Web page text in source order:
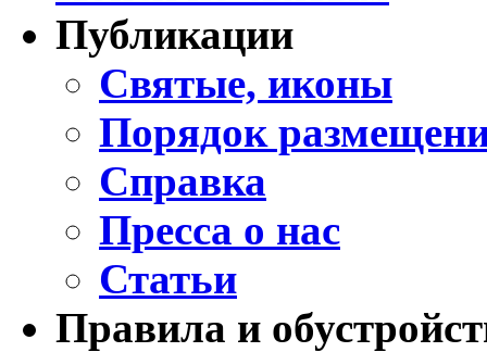
Публикации
Святые, иконы
Порядок
Справка
Пресса о нас
Статьи
Правила и